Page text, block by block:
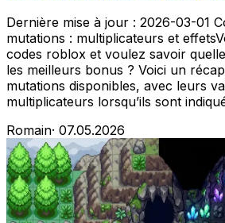
Dernière mise à jour : 2026-03-01
mutations : multiplicateurs et
codes roblox et voulez savoir
les meilleurs bonus ? Voici un
mutations disponibles, avec leurs
multiplicateurs lorsqu’ils sont
Romain· 07.05.2026